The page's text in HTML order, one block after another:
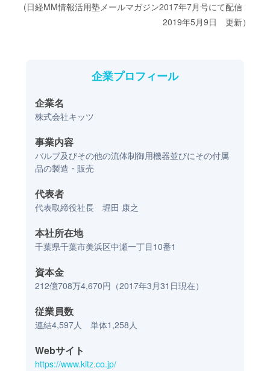
(日経MM情報活用塾メールマガジン2017年7月号にて配信
2019年5月9日 更新）
企業プロフィール
企業名
株式会社キッツ
事業内容
バルブ及びその他の流体制御用機器並びにその付属
品の製造・販売
代表者
代表取締役社長 堀田 康之
本社所在地
千葉県千葉市美浜区中瀬一丁目10番1
資本金
212億708万4,670円（2017年3月31日現在）
従業員数
連結4,597人 単体1,258人
Webサイト
https://www.kitz.co.jp/